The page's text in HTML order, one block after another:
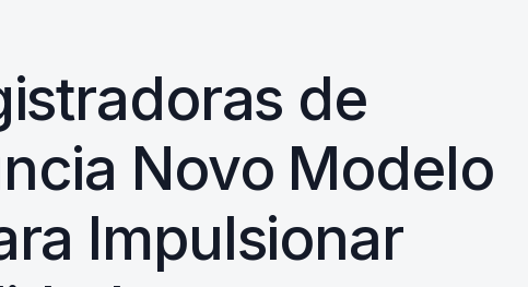
de
Novo Modelo
Impulsionar